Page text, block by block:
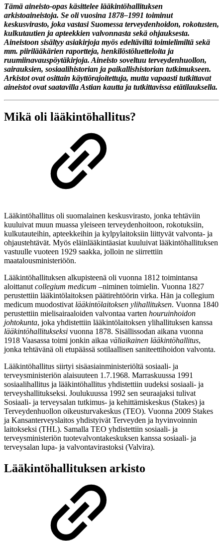
Tämä aineisto-opas käsittelee lääkintöhallituksen
arkistoaineistoja. Se oli vuosina 1878–1991 toiminut
keskusvirasto, joka vastasi Suomessa terveydenhoidon, rokotusten,
kulkutautien ja apteekkien valvonnasta sekä ohjauksesta.
Aineistoon sisältyy asiakirjoja myös edeltäviltä toimielimiltä sekä
mm. piirilääkärien raportteja, henkilöstöluetteloita ja
ruumiinavauspöytäkirjoja. Aineisto soveltuu terveydenhuollon,
sairauksien, sosiaalihistorian ja paikallishistorian tutkimukseen.
Arkistot ovat osittain käyttörajoitettuja, mutta vapaasti tutkittavat
aineistot ovat saatavilla Astian kautta ja tutkittavissa etätilauksella.
Mikä oli lääkintöhallitus?
Lääkintöhallitus oli suomalainen keskusvirasto, jonka tehtäviin
kuuluivat muun muassa yleiseen terveydenhoitoon, rokotuksiin,
kulkutauteihin, apteekkeihin ja kylpylaitoksiin liittyvät valvonta- ja
ohjaustehtävät. Myös eläinlääkintäasiat kuuluivat lääkintöhallituksen
vastuulle vuoteen 1929 saakka, jolloin ne siirrettiin
maatalousministeriöön.
Lääkintöhallituksen alkupisteenä oli vuonna 1812 toimintansa
aloittanut collegium medicum –niminen toimielin. Vuonna 1827
perustettiin lääkintölaitoksen päätirehtöörin virka. Hän ja collegium
medicum muodostivat lääkintölaitoksen ylihallituksen. Vuonna 1840
perustettiin mielisairaaloiden valvontaa varten houruinhoidon
johtokunta, joka yhdistettiin lääkintölaitoksen ylihallituksen kanssa
lääkintöhallitukseksi vuonna 1878. Sisällissodan aikana vuonna
1918 Vaasassa toimi jonkin aikaa väliaikainen lääkintöhallitus,
jonka tehtävänä oli etupäässä sotilaallisen saniteettihoidon valvonta.
Lääkintöhallitus siirtyi sisäasiainministeriöltä sosiaali- ja
terveysministeriön alaisuuteen 1.7.1968. Marraskuussa 1991
sosiaalihallitus ja lääkintöhallitus yhdistettiin uudeksi sosiaali- ja
terveyshallitukseksi. Joulukuussa 1992 sen seuraajaksi tulivat
Sosiaali- ja terveysalan tutkimus- ja kehittämiskeskus (Stakes) ja
Terveydenhuollon oikeusturvakeskus (TEO). Vuonna 2009 Stakes
ja Kansanterveyslaitos yhdistyivät Terveyden ja hyvinvoinnin
laitokseksi (THL). Samalla TEO yhdistettiin sosiaali- ja
terveysministeriön tuotevalvontakeskuksen kanssa sosiaali- ja
terveysalan lupa- ja valvontavirastoksi (Valvira).
Lääkintöhallituksen arkisto